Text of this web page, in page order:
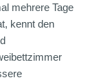
mehrere Tage
kennt den